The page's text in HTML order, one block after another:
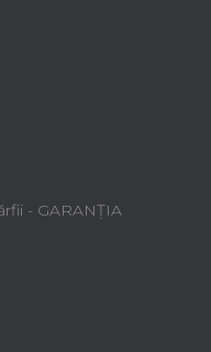
- GARANŢIA